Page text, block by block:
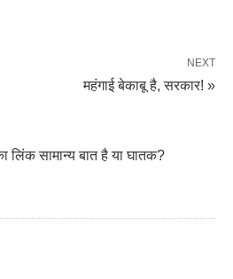
NEXT
महंगाई बेकाबू है, सरकार! »
लिंक सामान्य बात है या घातक?